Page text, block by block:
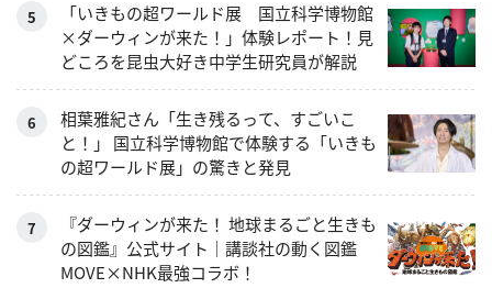
「いきもの超ワールド展 国立科学博物館
×ダーウィンが来た！」体験レポート！見
どころを昆虫大好き中学生研究員が解説
相葉雅紀さん「生き残るって、すごいこ
と！」 国立科学博物館で体験する「いきも
の超ワールド展」の驚きと発見
『ダーウィンが来た！ 地球まるごと生きも
の図鑑』公式サイト｜講談社の動く図鑑
MOVE×NHK最強コラボ！